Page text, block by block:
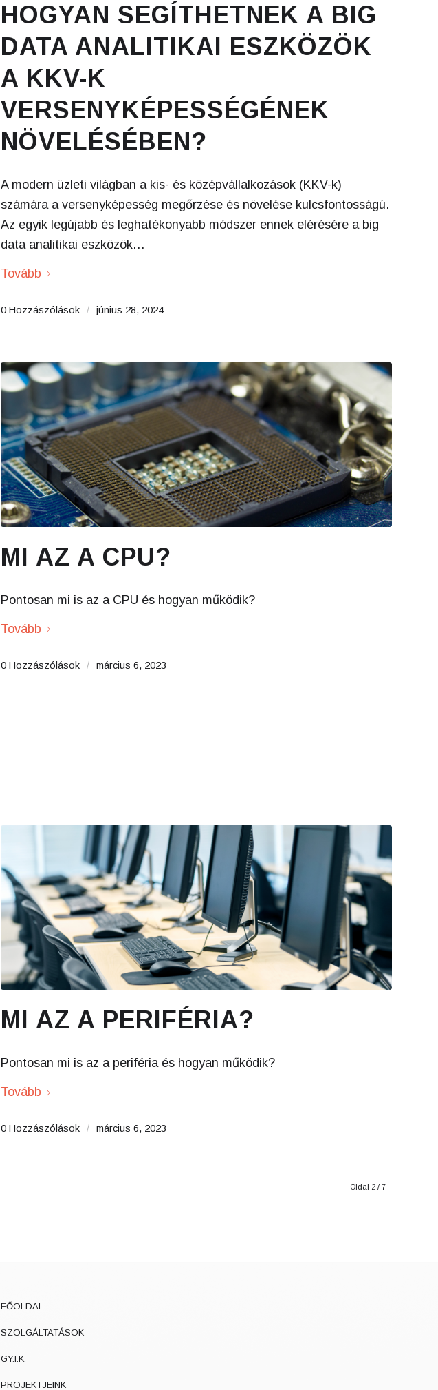
HOGYAN SEGÍTHETNEK A BIG
DATA ANALITIKAI ESZKÖZÖK
A KKV-K
VERSENYKÉPESSÉGÉNEK
NÖVELÉSÉBEN?
A modern üzleti világban a kis- és középvállalkozások (KKV-k)
számára a versenyképesség megőrzése és növelése kulcsfontosságú.
Az egyik legújabb és leghatékonyabb módszer ennek elérésére a big
data analitikai eszközök…
Tovább
0 Hozzászólások / június 28, 2024
MI AZ A CPU?
Pontosan mi is az a CPU és hogyan működik?
Tovább
0 Hozzászólások / március 6, 2023
MI AZ A PERIFÉRIA?
Pontosan mi is az a periféria és hogyan működik?
Tovább
0 Hozzászólások / március 6, 2023
Oldal 2 / 7
FŐOLDAL
SZOLGÁLTATÁSOK
GY.I.K.
PROJEKTJEINK